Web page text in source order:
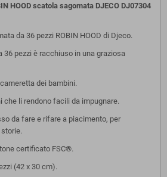
HOOD scatola sagomata DJECO DJ07304
da 36 pezzi ROBIN HOOD di Djeco.
36 pezzi è racchiuso in una graziosa
dei bambini.
che li rendono facili da impugnare.
da fare e rifare a piacimento, per
certificato FSC®.
(42 x 30 cm).